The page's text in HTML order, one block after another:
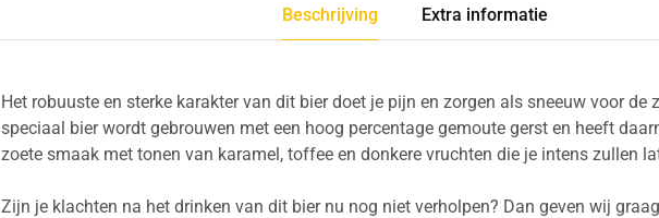
Beschrijving Extra informatie
Het robuuste en sterke karakter van dit bier doet je pijn en zorgen als sneeuw voor de
speciaal bier wordt gebrouwen met een hoog percentage gemoute gerst en heeft
zoete smaak met tonen van karamel, toffee en donkere vruchten die je intens zullen
Zijn je klachten na het drinken van dit bier nu nog niet verholpen? Dan geven wij